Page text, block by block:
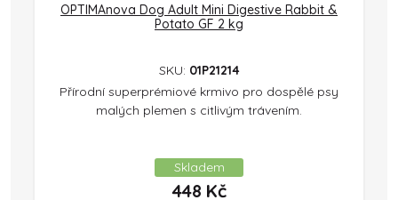
OPTIMAnova Dog Adult Mini Digestive Rabbit &
Potato GF 2 kg
SKU: 01P21214
Přírodní superprémiové krmivo pro dospělé psy
malých plemen s citlivým trávením.
Skladem
448 Kč